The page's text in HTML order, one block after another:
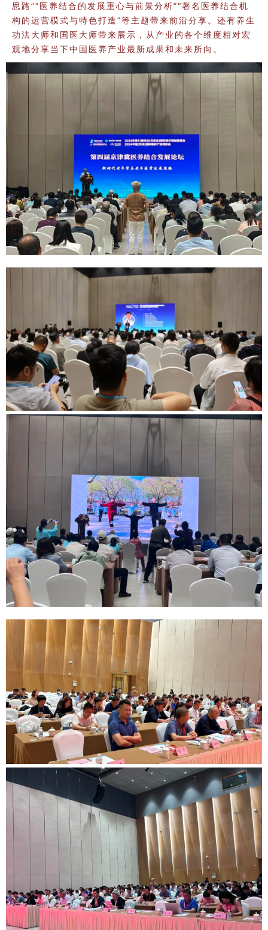
思路”“医养结合的发展重心与前景分析”“著名医养结合机
构的运营模式与特色打造”等主题带来前沿分享。还有养生
功法大师和国医大师带来展示，从产业的各个维度相对宏
观地分享当下中国医养产业最新成果和未来所向。